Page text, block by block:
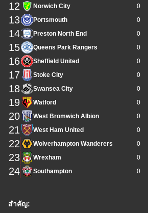
สำคัญ:
12 Norwich City 0
13 Portsmouth 0
14 Preston North End 0
15 Queens Park Rangers 0
16 Sheffield United 0
17 Stoke City 0
18 Swansea City 0
19 Watford 0
20 West Bromwich Albion 0
21 West Ham United 0
22 Wolverhampton Wanderers 0
23 Wrexham 0
24 Southampton 0